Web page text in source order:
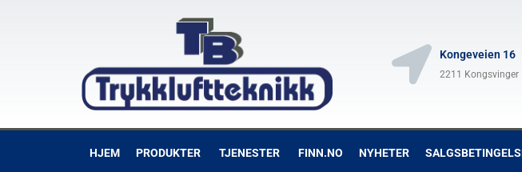
Kongeveien 16
2211 Kongsvinger
HJEM PRODUKTER TJENESTER FINN.NO NYHETER